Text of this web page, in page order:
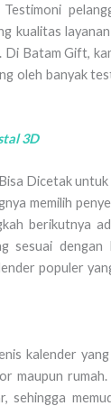
kualitas
Batam Gift,
oleh banyak
3D
Dicetak untuk
memilih
berikutnya
sesuai dengan
populer
kalender
maupun
sehingga